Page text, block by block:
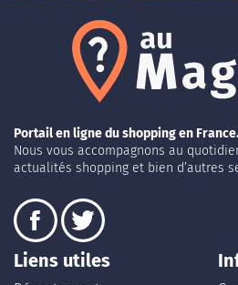
Portail en ligne du shopping en France.
Nous vous accompagnons au
actualités shopping et bien d’autres
Liens utiles